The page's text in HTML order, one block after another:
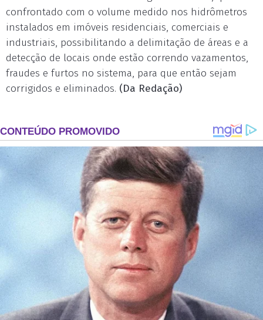
confrontado com o volume medido nos hidrômetros
instalados em imóveis residenciais, comerciais e
industriais, possibilitando a delimitação de áreas e a
detecção de locais onde estão correndo vazamentos,
fraudes e furtos no sistema, para que então sejam
corrigidos e eliminados. (Da Redação)